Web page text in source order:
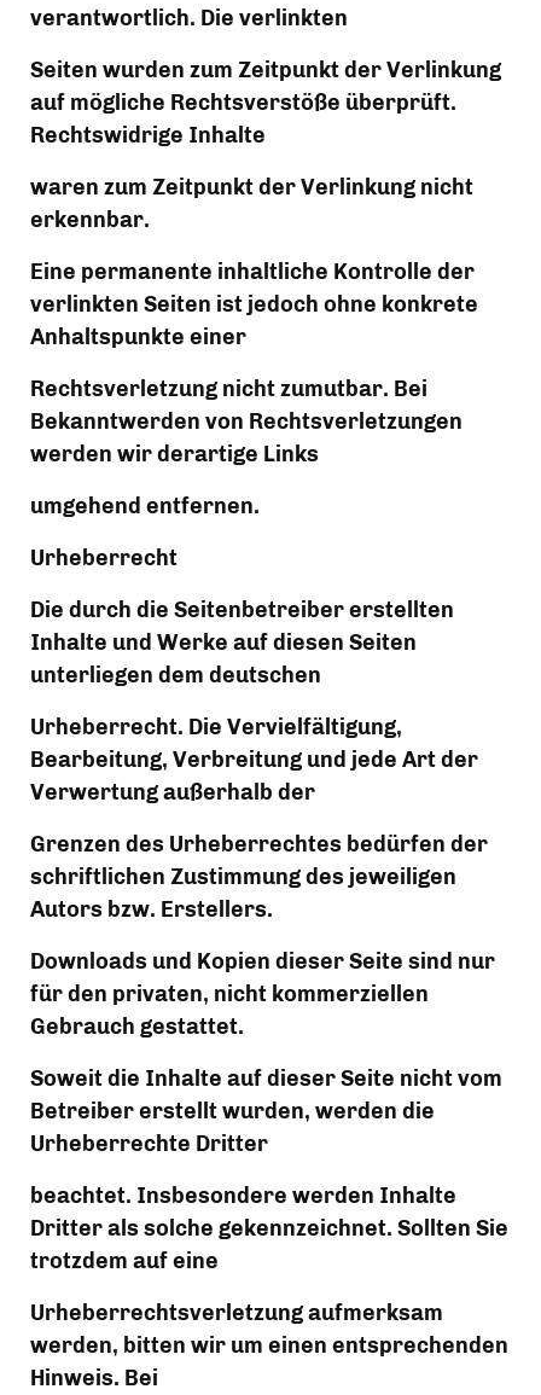
verantwortlich. Die verlinkten
Seiten wurden zum Zeitpunkt der Verlinkung
auf mögliche Rechtsverstöße überprüft.
Rechtswidrige Inhalte
waren zum Zeitpunkt der Verlinkung nicht
erkennbar.
Eine permanente inhaltliche Kontrolle der
verlinkten Seiten ist jedoch ohne konkrete
Anhaltspunkte einer
Rechtsverletzung nicht zumutbar. Bei
Bekanntwerden von Rechtsverletzungen
werden wir derartige Links
umgehend entfernen.
Urheberrecht
Die durch die Seitenbetreiber erstellten
Inhalte und Werke auf diesen Seiten
unterliegen dem deutschen
Urheberrecht. Die Vervielfältigung,
Bearbeitung, Verbreitung und jede Art der
Verwertung außerhalb der
Grenzen des Urheberrechtes bedürfen der
schriftlichen Zustimmung des jeweiligen
Autors bzw. Erstellers.
Downloads und Kopien dieser Seite sind nur
für den privaten, nicht kommerziellen
Gebrauch gestattet.
Soweit die Inhalte auf dieser Seite nicht vom
Betreiber erstellt wurden, werden die
Urheberrechte Dritter
beachtet. Insbesondere werden Inhalte
Dritter als solche gekennzeichnet. Sollten Sie
trotzdem auf eine
Urheberrechtsverletzung aufmerksam
werden, bitten wir um einen entsprechenden
Hinweis. Bei